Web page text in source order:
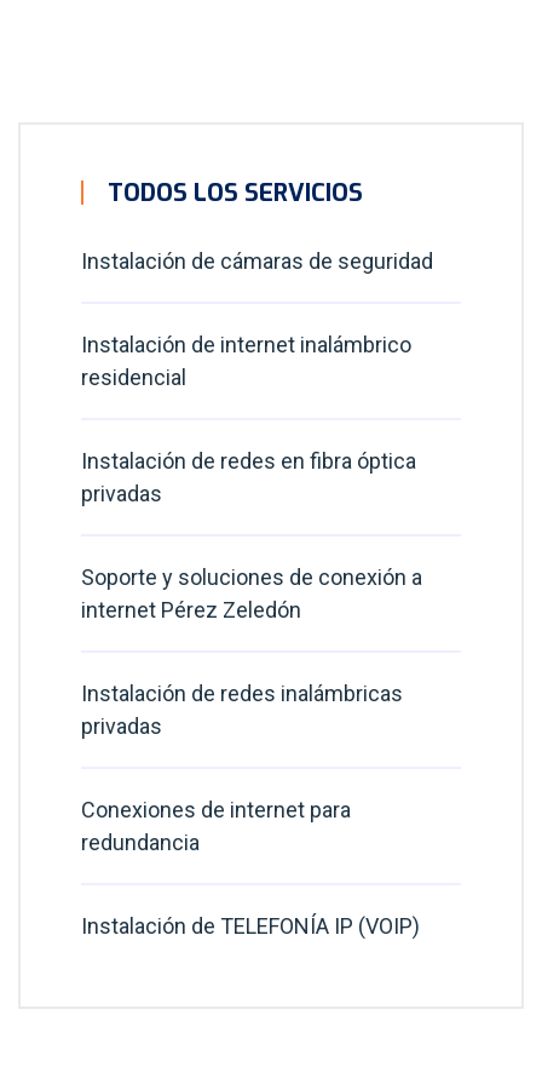
TODOS LOS SERVICIOS
Instalación de cámaras de seguridad
Instalación de internet inalámbrico
residencial
Instalación de redes en fibra óptica
privadas
Soporte y soluciones de conexión a
internet Pérez Zeledón
Instalación de redes inalámbricas
privadas
Conexiones de internet para
redundancia
Instalación de TELEFONÍA IP (VOIP)